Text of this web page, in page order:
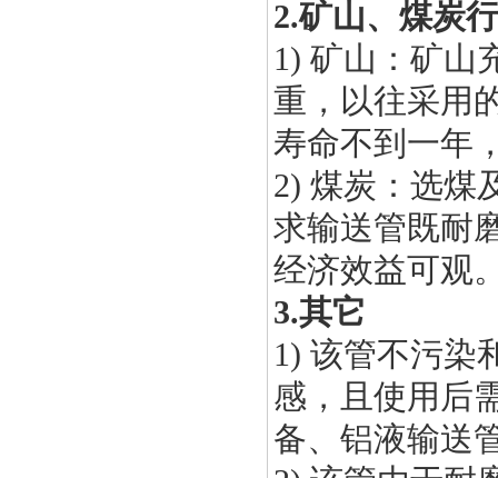
2.矿山、煤炭
1) 矿山：矿山
重，以往采用
寿命不到一年
2) 煤炭：选煤
求输送管既耐
经济效益可观
3.其它
1) 该管不污染
感，且使用后
备、铝液输送